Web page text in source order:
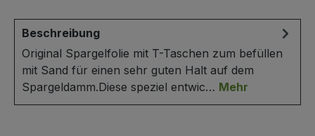
Beschreibung
Original Spargelfolie mit T-Taschen zum befüllen
mit Sand für einen sehr guten Halt auf dem
Spargeldamm.Diese speziel entwic… Mehr